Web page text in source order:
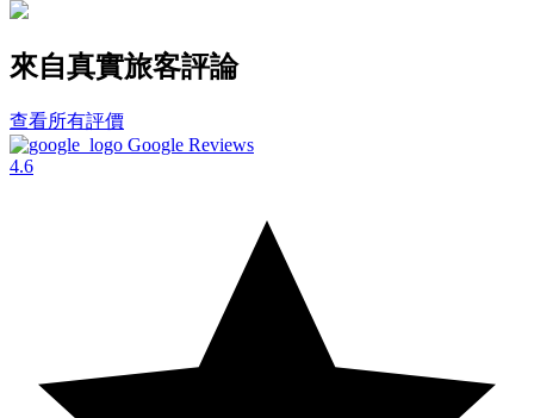
來自真實旅客評論
查看所有評價
Google Reviews
4.6